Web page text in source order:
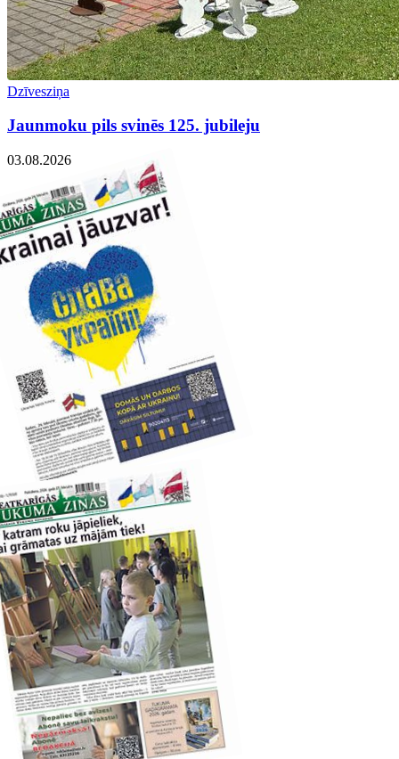
Dzīvesziņa
Jaunmoku pils svinēs 125. jubileju
03.08.2026